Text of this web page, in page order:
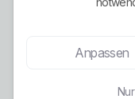
Tarifvergleich.
persönlicher
Anpassen